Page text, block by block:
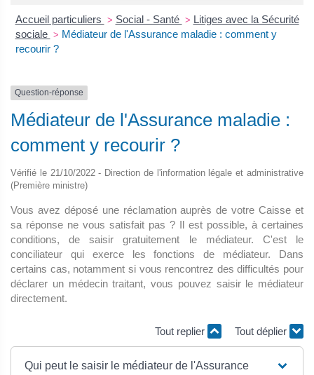
Accueil particuliers > Social - Santé > Litiges avec la Sécurité
sociale > Médiateur de l'Assurance maladie : comment y
recourir ?
Question-réponse
Médiateur de l'Assurance maladie :
comment y recourir ?
Vérifié le 21/10/2022 - Direction de l'information légale et administrative
(Première ministre)
Vous avez déposé une réclamation auprès de votre Caisse et
sa réponse ne vous satisfait pas ? Il est possible, à certaines
conditions, de saisir gratuitement le médiateur. C'est le
conciliateur qui exerce les fonctions de médiateur. Dans
certains cas, notamment si vous rencontrez des difficultés pour
déclarer un médecin traitant, vous pouvez saisir le médiateur
directement.
Tout replier Tout déplier
Qui peut le saisir le médiateur de l'Assurance